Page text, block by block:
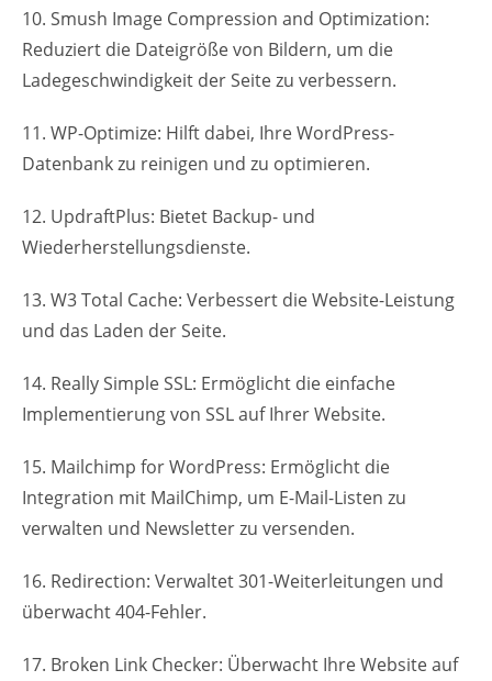
10. Smush Image Compression and Optimization:
Reduziert die Dateigröße von Bildern, um die
Ladegeschwindigkeit der Seite zu verbessern.
11. WP-Optimize: Hilft dabei, Ihre WordPress-
Datenbank zu reinigen und zu optimieren.
12. UpdraftPlus: Bietet Backup- und
Wiederherstellungsdienste.
13. W3 Total Cache: Verbessert die Website-Leistung
und das Laden der Seite.
14. Really Simple SSL: Ermöglicht die einfache
Implementierung von SSL auf Ihrer Website.
15. Mailchimp for WordPress: Ermöglicht die
Integration mit MailChimp, um E-Mail-Listen zu
verwalten und Newsletter zu versenden.
16. Redirection: Verwaltet 301-Weiterleitungen und
überwacht 404-Fehler.
17. Broken Link Checker: Überwacht Ihre Website auf